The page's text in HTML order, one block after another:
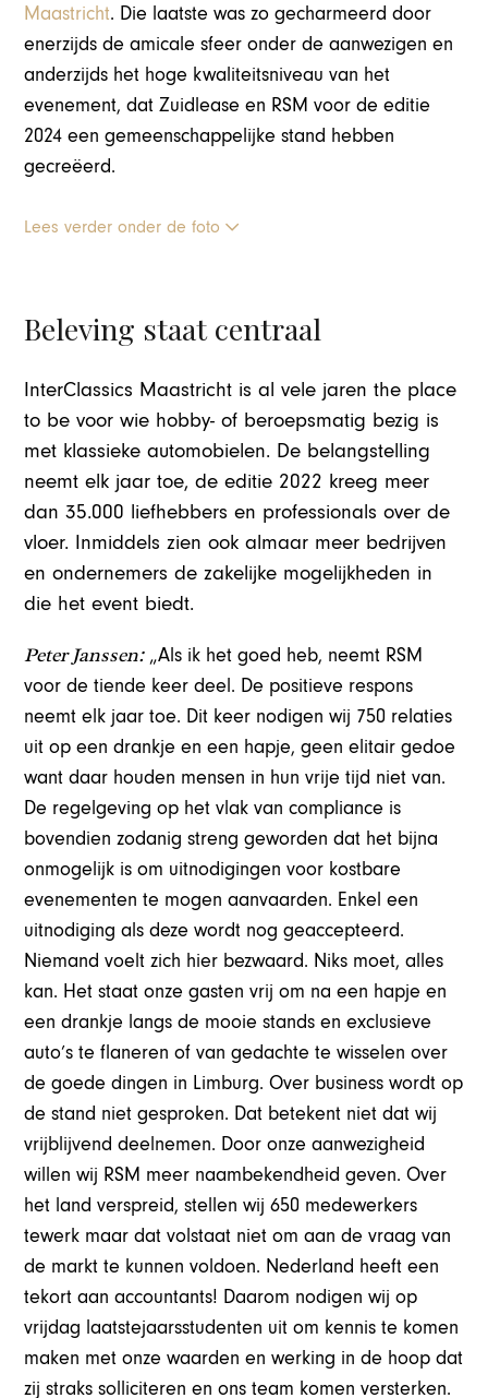
Maastricht. Die laatste was zo gecharmeerd door
enerzijds de amicale sfeer onder de aanwezigen en
anderzijds het hoge kwaliteitsniveau van het
evenement, dat Zuidlease en RSM voor de editie
2024 een gemeenschappelijke stand hebben
gecreëerd.
Lees verder onder de foto
Beleving staat centraal
InterClassics Maastricht is al vele jaren the place
to be voor wie hobby- of beroepsmatig bezig is
met klassieke automobielen. De belangstelling
neemt elk jaar toe, de editie 2022 kreeg meer
dan 35.000 liefhebbers en professionals over de
vloer. Inmiddels zien ook almaar meer bedrijven
en ondernemers de zakelijke mogelijkheden in
die het event biedt.
Peter Janssen:„Als ik het goed heb, neemt RSM
voor de tiende keer deel. De positieve respons
neemt elk jaar toe. Dit keer nodigen wij 750 relaties
uit op een drankje en een hapje, geen elitair gedoe
want daar houden mensen in hun vrije tijd niet van.
De regelgeving op het vlak van compliance is
bovendien zodanig streng geworden dat het bijna
onmogelijk is om uitnodigingen voor kostbare
evenementen te mogen aanvaarden. Enkel een
uitnodiging als deze wordt nog geaccepteerd.
Niemand voelt zich hier bezwaard. Niks moet, alles
kan. Het staat onze gasten vrij om na een hapje en
een drankje langs de mooie stands en exclusieve
auto’s te flaneren of van gedachte te wisselen over
de goede dingen in Limburg. Over business wordt op
de stand niet gesproken. Dat betekent niet dat wij
vrijblijvend deelnemen. Door onze aanwezigheid
willen wij RSM meer naambekendheid geven. Over
het land verspreid, stellen wij 650 medewerkers
tewerk maar dat volstaat niet om aan de vraag van
de markt te kunnen voldoen. Nederland heeft een
tekort aan accountants! Daarom nodigen wij op
vrijdag laatstejaarsstudenten uit om kennis te komen
maken met onze waarden en werking in de hoop dat
zij straks solliciteren en ons team komen versterken.